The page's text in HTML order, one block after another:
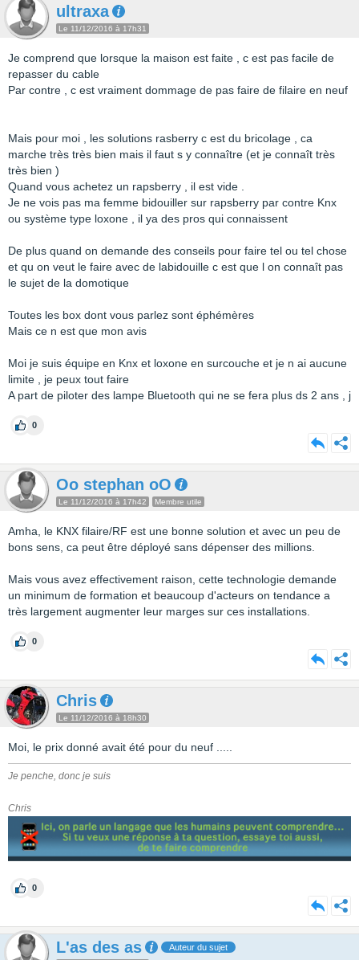
ultraxa
Le 11/12/2016 à 17h31
Je comprend que lorsque la maison est faite , c est pas facile de
repasser du cable
Par contre , c est vraiment dommage de pas faire de filaire en neuf
Mais pour moi , les solutions rasberry c est du bricolage , ca
marche très très bien mais il faut s y connaître (et je connaît très
très bien )
Quand vous achetez un rapsberry , il est vide .
Je ne vois pas ma femme bidouiller sur rapsberry par contre Knx
ou système type loxone , il ya des pros qui connaissent
De plus quand on demande des conseils pour faire tel ou tel chose
et qu on veut le faire avec de labidouille c est que l on connaît pas
le sujet de la domotique
Toutes les box dont vous parlez sont éphémères
Mais ce n est que mon avis
Moi je suis équipe en Knx et loxone en surcouche et je n ai aucune
limite , je peux tout faire
A part de piloter des lampe Bluetooth qui ne se fera plus ds 2 ans , j
0
Oo stephan oO
Le 11/12/2016 à 17h42 Membre utile
Amha, le KNX filaire/RF est une bonne solution et avec un peu de
bons sens, ca peut être déployé sans dépenser des millions.
Mais vous avez effectivement raison, cette technologie demande
un minimum de formation et beaucoup d'acteurs on tendance a
très largement augmenter leur marges sur ces installations.
0
Chris
Le 11/12/2016 à 18h30
Moi, le prix donné avait été pour du neuf .....
Je penche, donc je suis
Chris
0
L'as des as Auteur du sujet